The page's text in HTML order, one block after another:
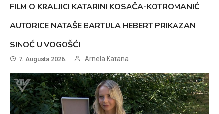
FILM O KRALJICI KATARINI KOSAČA-KOTROMANIĆ
AUTORICE NATAŠE BARTULA HEBERT PRIKAZAN
SINOĆ U VOGOŠĆI
7. Augusta 2026. Arnela Katana